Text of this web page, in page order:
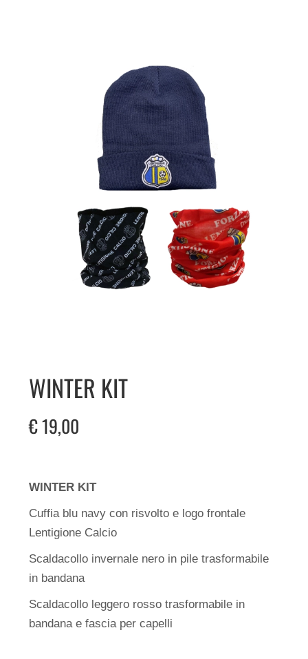
WINTER KIT
€19,00
WINTER KIT
Cuffia blu navy con risvolto e logo frontale
Lentigione Calcio
Scaldacollo invernale nero in pile trasformabile
in bandana
Scaldacollo leggero rosso trasformabile in
bandana e fascia per capelli